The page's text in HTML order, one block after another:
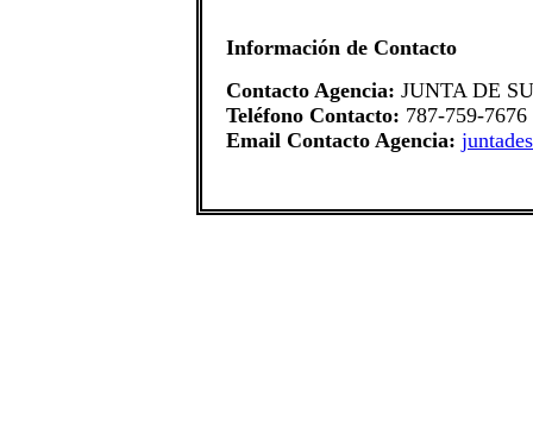
Información de Contacto
Contacto Agencia: JUNTA DE
Teléfono Contacto: 787-759-7676
Email Contacto Agencia: